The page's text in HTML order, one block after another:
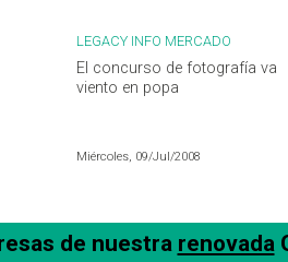
LEGACY INFO MERCADO
El concurso de fotografía va
viento en popa
Miércoles, 09/Jul/2008
de nuestra renovada